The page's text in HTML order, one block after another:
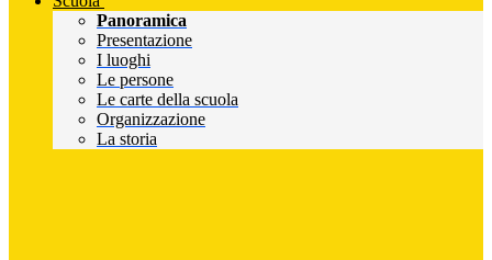
Panoramica
Presentazione
I luoghi
Le persone
Le carte della scuola
Organizzazione
La storia